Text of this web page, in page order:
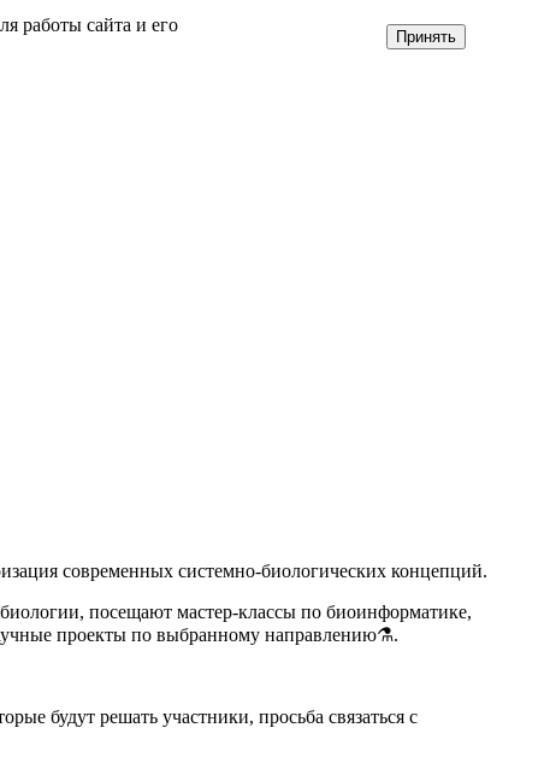
современных системно-биологических концепций.
посещают мастер-классы по биоинформатике,
проекты по выбранному направлению⚗️.
будут решать участники, просьба связаться с
работы сайта и его
Принять